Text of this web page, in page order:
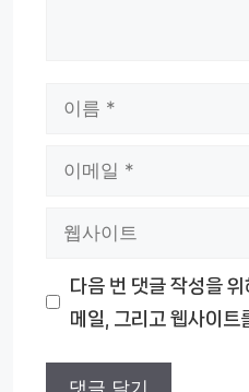
다음 번 댓글 작성을
메일, 그리고 웹사이트